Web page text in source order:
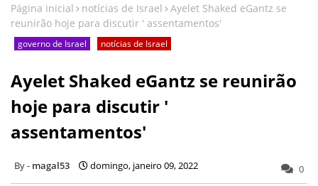
Página inicial notícias de Israel
Ayelet Shaked eGantz se
reunirão hoje para discutir ' assentamentos'
governo de Israel notícias de Israel
Ayelet Shaked eGantz se reunirão
hoje para discutir '
assentamentos'
magal53 domingo, janeiro 09, 2022 0